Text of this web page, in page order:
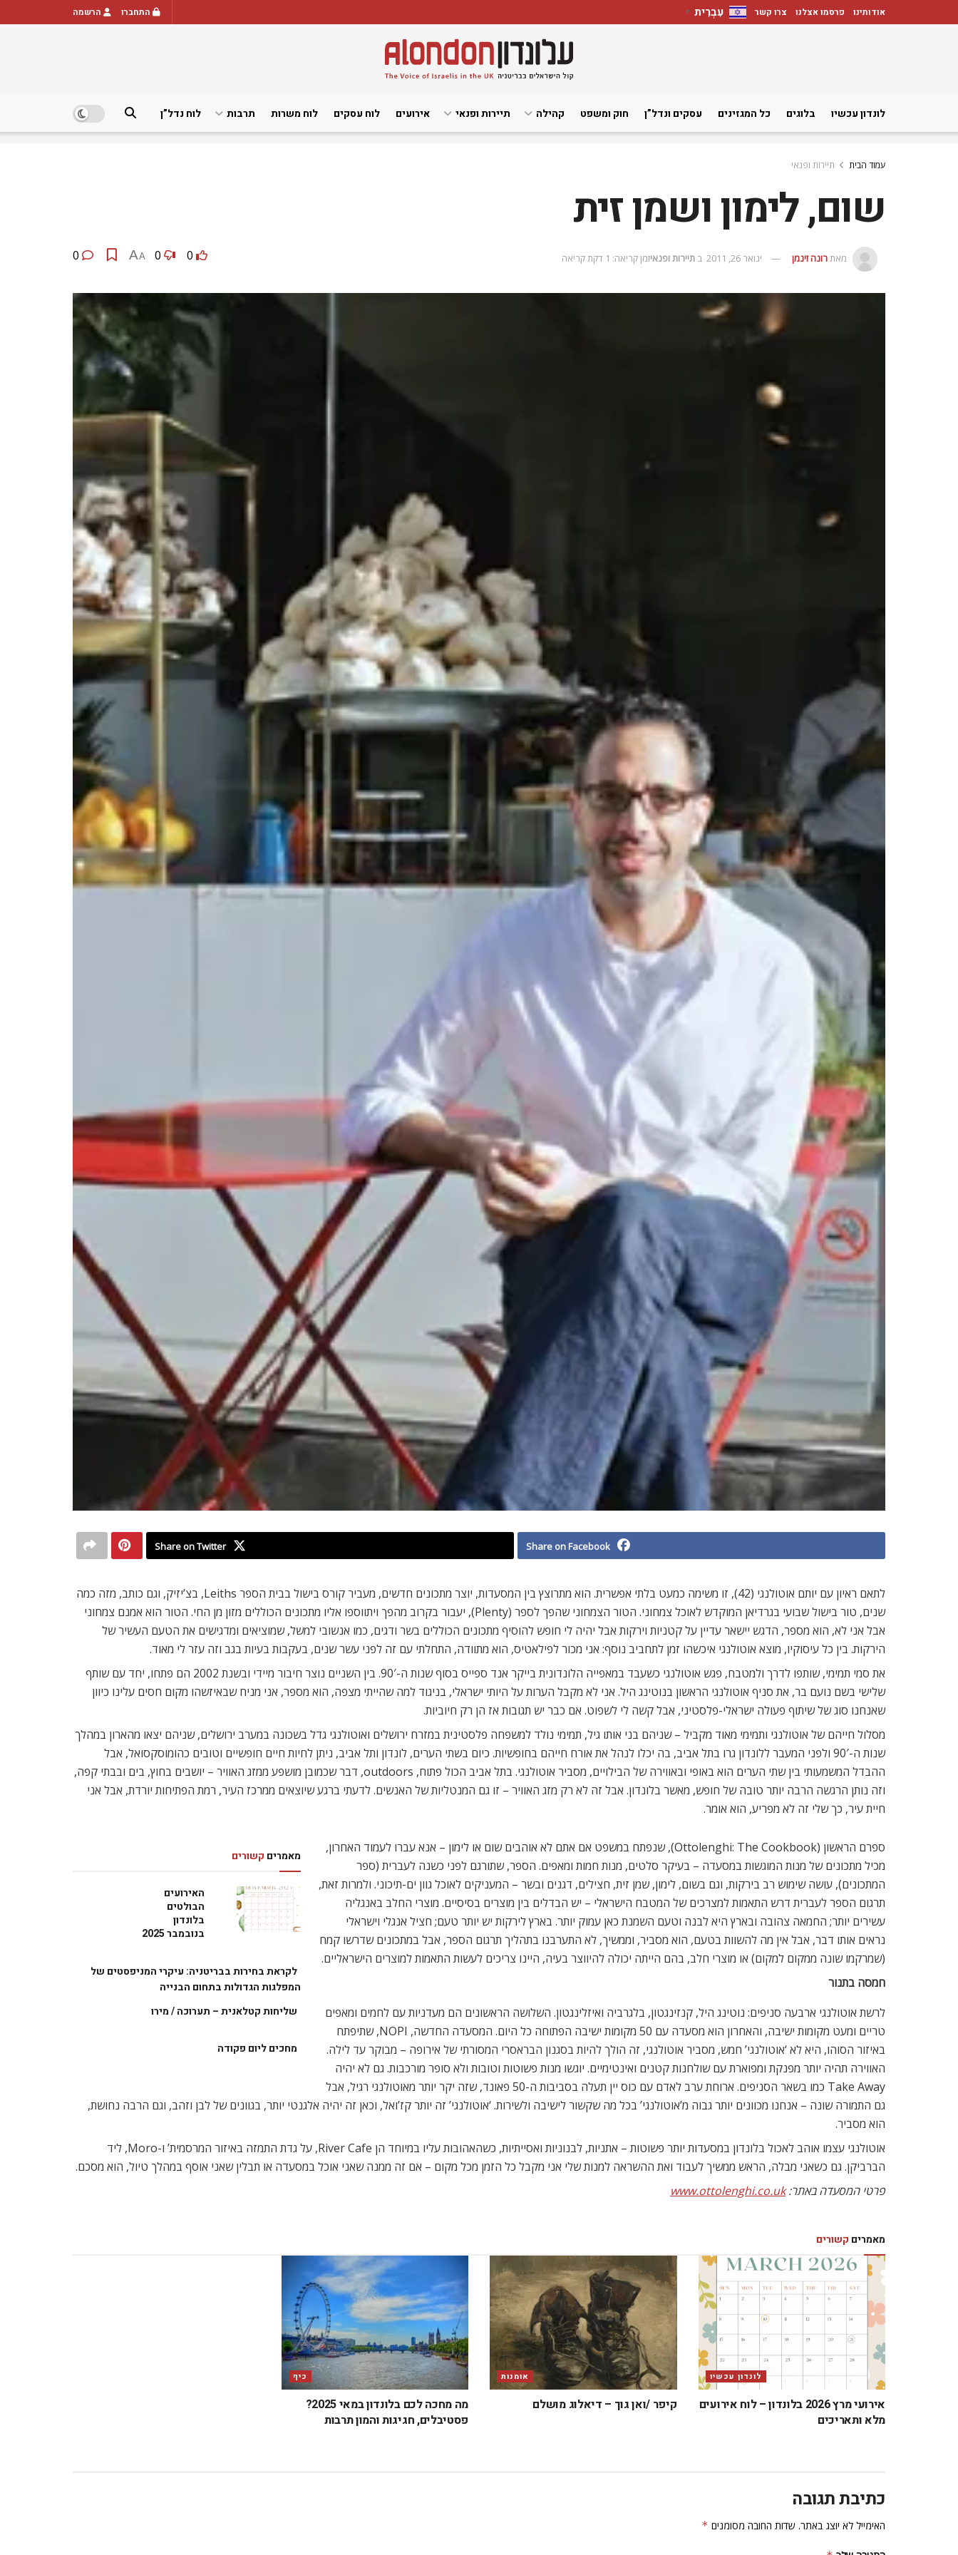
אודותינו פרסמו אצלנו צרו קשר עִבְרִית ▼ התחברו הרשמה
לונדון עכשיו בלוגים כל המגזינים עסקים ונדל”ן חוק ומשפט קהילה תיירות ופנאי אירועים לוח עסקים לוח משרות תרבות לוח נדל”ן
עמוד הבית תיירות ופנאי
שום, לימון ושמן זית
מאתרונה זינמן ינואר 26, 2011 ב תיירות ופנאיזמן קריאה: 1 דקת קריאה 0
0
A
A
Share on Facebook
Share on Twitter
לתאם ראיון עם יותם אוטולנגי (42), זו משימה כמעט בלתי אפשרית. הוא מתרוצץ בין המסעדות, יוצר מתכונים חדשים, מעביר קורס בישול בבית הספר Leiths, בצ’יזיק, וגם כותב, מזה כמה
שנים, טור בישול שבועי בגרדיאן המוקדש לאוכל צמחוני. הטור הצמחוני שהפך לספר (Plenty), יעבור בקרוב מהפך ויתווספו אליו מתכונים הכוללים מזון מן החי. הטור הוא אמנם צמחוני
אבל אני לא, הוא מספר, הדגש יישאר עדיין על קטניות וירקות אבל יהיה לי חופש להוסיף מתכונים הכוללים בשר ודגים, כמו אנשובי למשל, שמוציאים ומדגישים את הטעם העשיר של
הירקות. בין כל עיסוקיו, מוצא אוטולנגי איכשהו זמן לתחביב נוסף: אני מכור לפילאטיס, הוא מתוודה, התחלתי עם זה לפני עשר שנים, בעקבות בעיות בגב וזה עזר לי מאוד.
את סמי תמימי, שותפו לדרך ולמטבח, פגש אוטולנגי כשעבד במאפייה הלונדונית בייקר אנד ספייס בסוף שנות ה-90′. בין השניים נוצר חיבור מיידי ובשנת 2002 הם פתחו, יחד עם שותף
שלישי בשם נועם בר, את סניף אוטולנגי הראשון בנוטינג היל. אני לא מקבל הערות על היותי ישראלי, בניגוד למה שהייתי מצפה, הוא מספר, אני מניח שבאיזשהו מקום חסים עלינו כיוון
שאנחנו סוג של שיתוף פעולה ישראלי-פלסטיני, אבל קשה לי לשפוט. אם כבר יש תגובות אז הן רק חיוביות.
מסלול חייהם של אוטולנגי ותמימי מאוד מקביל – שניהם בני אותו גיל, תמימי נולד למשפחה פלסטינית במזרח ירושלים ואוטולנגי גדל בשכונה במערב ירושלים, שניהם יצאו מהארון במהלך
שנות ה-90′ ולפני המעבר ללונדון גרו בתל אביב, בה יכלו לנהל את אורח חייהם בחופשיות. כיום בשתי הערים, לונדון ותל אביב, ניתן לחיות חיים חופשיים וטובים כהומוסקסואל, אבל
ההבדל המשמעותי בין שתי הערים הוא באופי ובאווירה של הבילויים, מסביר אוטולנגי. בתל אביב הכול פתוח, outdoors, דבר שכמובן מושפע ממזג האוויר – יושבים בחוץ, בים ובבתי קפה,
וזה נותן הרגשה הרבה יותר טובה של חופש, מאשר בלונדון. אבל זה לא רק מזג האוויר – זו גם המנטליות של האנשים. לדעתי ברגע שיוצאים ממרכז העיר, רמת הפתיחות יורדת, אבל אני
חיית עיר, כך שלי זה לא מפריע, הוא אומר.
מאמרים קשורים
האירועים
הבולטים
בלונדון
בנובמבר 2025
לקראת בחירות בבריטניה: עיקרי המניפסטים של
המפלגות הגדולות בתחום הבנייה
שליחות קטלאנית – תערוכה / מירו
מחכים ליום פקודה
ספרם הראשון (Ottolenghi: The Cookbook), שנפתח במשפט אם אתם לא אוהבים שום או לימון – אנא עברו לעמוד האחרון,
מכיל מתכונים של מנות המוגשות במסעדה – בעיקר סלטים, מנות חמות ומאפים. הספר, שתורגם לפני כשנה לעברית (ספר
המתכונים), עושה שימוש רב בירקות, וגם בשום, לימון, שמן זית, חצילים, דגנים ובשר – המעניקים לאוכל גוון ים-תיכוני. ולמרות זאת,
תרגום הספר לעברית דרש התאמות למצרכים של המטבח הישראלי – יש הבדלים בין מוצרים בסיסיים. מוצרי החלב באנגליה
עשירים יותר; החמאה צהובה ובארץ היא לבנה וטעם השמנת כאן עמוק יותר. בארץ לירקות יש יותר טעם; חציל אנגלי וישראלי
נראים אותו דבר, אבל אין מה להשוות בטעם, הוא מסביר, וממשיך, לא התערבנו בתהליך תרגום הספר, אבל במתכונים שדרשו קמח
(שמרקמו שונה ממקום למקום) או מוצרי חלב, בהם הייתה יכולה להיווצר בעיה, היינו צריכים לעשות התאמות למוצרים הישראליים.
חמסה בתנור
לרשת אוטולנגי ארבעה סניפים: נוטינג היל, קנזינגטון, בלגרביה ואיזלינגטון. השלושה הראשונים הם מעדניות עם לחמים ומאפים
טריים ומעט מקומות ישיבה, והאחרון הוא מסעדה עם 50 מקומות ישיבה הפתוחה כל היום. המסעדה החדשה, NOPI, שתיפתח
באיזור הסוהו, היא לא ‘אוטולנגי’ חמש, מסביר אוטולנגי, זה הולך להיות בסגנון הבראסרי המסורתי של אירופה – מבוקר עד לילה.
האווירה תהיה יותר מפנקת ומפוארת עם שולחנות קטנים ואינטימיים. יוגשו מנות פשוטות וטובות ולא סופר מורכבות. גם לא יהיה
Take Away כמו בשאר הסניפים. ארוחת ערב לאדם עם כוס יין תעלה בסביבות ה-50 פאונד, שזה יקר יותר מאוטולנגי רגיל, אבל
גם התמורה שונה – אנחנו מכוונים יותר גבוה מ’אוטולנגי’ בכל מה שקשור לישיבה ולשירות. ‘אוטולנגי’ זה יותר קז’ואל, וכאן זה יהיה אלגנטי יותר, בגוונים של לבן וזהב, וגם הרבה נחושת,
הוא מסביר.
אוטולנגי עצמו אוהב לאכול בלונדון במסעדות יותר פשוטות – אתניות, לבנוניות ואסייתיות, כשהאהובות עליו במיוחד הן River Cafe, על גדת התמזה באיזור המרסמית’ ו-Moro, ליד
הברביקן. גם כשאני מבלה, הראש ממשיך לעבוד ואת ההשראה למנות שלי אני מקבל כל הזמן מכל מקום – אם זה ממנה שאני אוכל במסעדה או תבלין שאני אוסף במהלך טיול, הוא מסכם.
פרטי המסעדה באתר:www.ottolenghi.co.uk
מאמרים קשורים
לונדון עכשיו
אירועי מרץ 2026 בלונדון – לוח אירועים
מלא ותאריכים
אומנות
קיפר /ואן גוך – דיאלוג מושלם
כיף
מה מחכה לכם בלונדון במאי 2025?
פסטיבלים, חגיגות והמון תרבות
כתיבת תגובה
האימייל לא יוצג באתר. שדות החובה מסומנים *